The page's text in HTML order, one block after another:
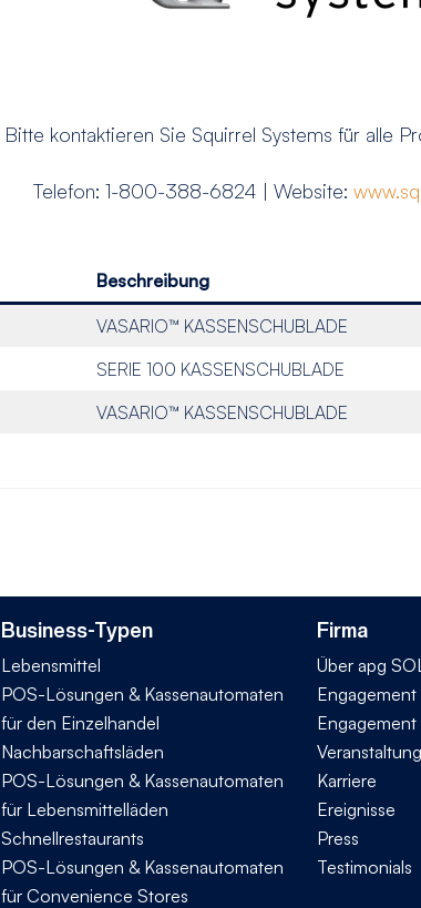
Bitte kontaktieren Sie Squirrel Systems für alle
Telefon: 1-800-388-6824 | Website:
Beschreibung
VASARIO™ KASSENSCHUBLADE
SERIE 100 KASSENSCHUBLADE
VASARIO™ KASSENSCHUBLADE
Business-Typen
Lebensmittel
POS-Lösungen & Kassenautomaten
für den Einzelhandel
Nachbarschaftsläden
POS-Lösungen & Kassenautomaten
für Lebensmittelläden
Schnellrestaurants
POS-Lösungen & Kassenautomaten
für Convenience Stores
Firma
Über apg
Karriere
Ereignisse
Press
Testimonials